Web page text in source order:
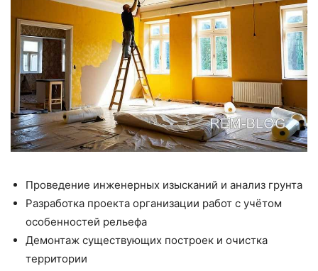
Проведение инженерных изысканий и анализ грунта
Разработка проекта организации работ с учётом
особенностей рельефа
Демонтаж существующих построек и очистка
территории